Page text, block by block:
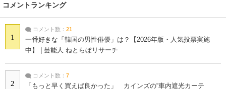
コメントランキング
1
コメント数： 21
一番好きな「韓国の男性俳優」は？【2026年版・人気投票実施
中】 | 芸能人 ねとらぼリサーチ
2
コメント数： 7
「もっと早く買えば良かった」 カインズの“車内遮光カーテ